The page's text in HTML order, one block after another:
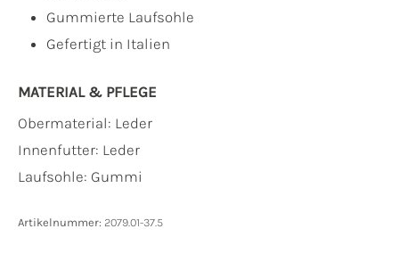
Gummierte Laufsohle
Gefertigt in Italien
MATERIAL & PFLEGE
Obermaterial: Leder
Innenfutter: Leder
Laufsohle: Gummi
Artikelnummer: 2079.01-37.5